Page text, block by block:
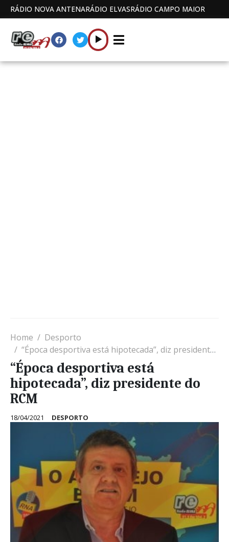
RÁDIO NOVA ANTENARÁDIO ELVASRÁDIO CAMPO MAIOR
Home
Desporto
“Época desportiva está hipotecada”, diz presidente do RCM
“Época desportiva está
hipotecada”, diz presidente do
RCM
18/04/2021 DESPORTO